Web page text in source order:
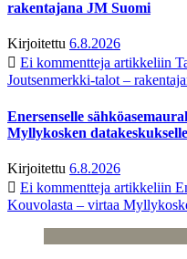
rakentajana JM Suomi
Kirjoitettu 6.8.2026
Ei kommentteja artikkeliin
Joutsenmerkki-talot –
Enersenselle
Myllykosken datakeskukselle
Kirjoitettu 6.8.2026
Ei kommentteja artikkeliin
Kouvolasta – virtaa